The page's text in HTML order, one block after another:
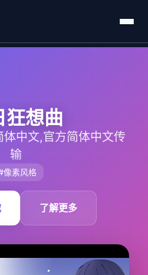
狂想曲
中文,官方简体中文传
输
像素风格
了解更多